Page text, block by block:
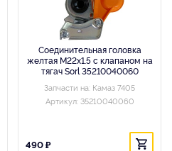
Соединительная головка
желтая M22x1.5 с клапаном на
тягач Sorl 35210040060
Запчасти на: Камаз 7405
Артикул: 35210040060
490 ₽